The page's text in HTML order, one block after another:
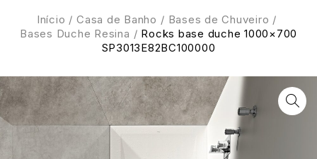
Início / Casa de Banho / Bases de Chuveiro /
Bases Duche Resina / Rocks base duche 1000×700
SP3013E82BC100000